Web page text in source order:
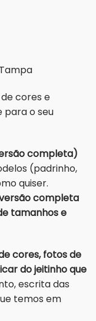
cores e
para o seu
completa)
(padrinho,
quiser.
completa
tamanhos e
cores, fotos de
do jeitinho que
escrita das
temos em